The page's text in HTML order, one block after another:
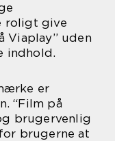
roligt give
Viaplay” uden
indhold.
er
“Film på
brugervenlig
brugerne at